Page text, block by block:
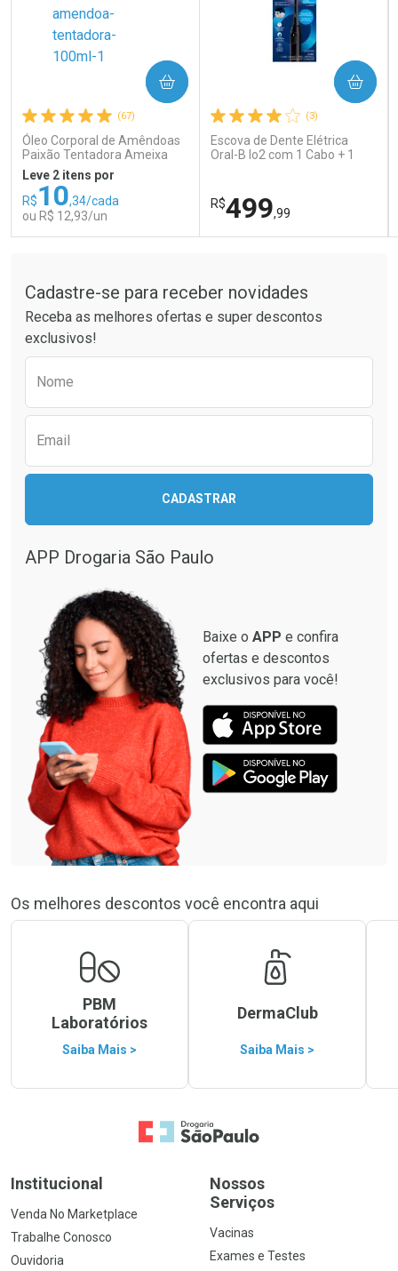
Comprar sem Desconto
Por R$ 26,99/cada
Comprar sem Desconto
Por R$ 26,99/cada
Comprar sem Desconto
Por R$ 121,90/cada
Comprar sem Desconto
Por R$ 121,90/cada
(67)
Óleo Corporal de Amêndoas
Paixão Tentadora Ameixa
Rubi 100ml
Leve 2 itens por
R$10,34/cada
ou R$ 12,93/un
COMPRAR
Laboratório
Comprar sem Desconto
Por Menos
Comprar sem Desconto
(3)
Escova de Dente Elétrica
Oral-B Io2 com 1 Cabo + 1
R$499,99
COMPRAR
Laboratório
Comprar sem Desconto
Por Menos
Comprar sem Desconto
Cadastre-se para receber novidades
Receba as melhores ofertas e super descontos
exclusivos!
Nome
Email
CADASTRAR
APP Drogaria São Paulo
Baixe o APP e confira
ofertas e descontos
exclusivos para você!
Os melhores descontos você encontra aqui
PBM
Laboratórios
Saiba Mais >
DermaClub
Saiba Mais >
Ir para a Home
Institucional
Venda No Marketplace
Trabalhe Conosco
Ouvidoria
Nossos
Serviços
Vacinas
Exames e Testes